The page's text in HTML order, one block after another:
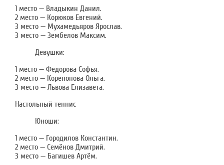
1 место — Владыкин Данил.
2 место — Корюков Евгений.
3 место — Мухамедьяров Ярослав.
3 место — Зембелов Максим.
Девушки:
1 место — Федорова Софья.
2 место — Корепонова Ольга.
3 место — Львова Елизавета.
Настольный теннис
Юноши:
1 место — Городилов Константин.
2 место — Семёнов Дмитрий.
3 место — Багишев Артём.